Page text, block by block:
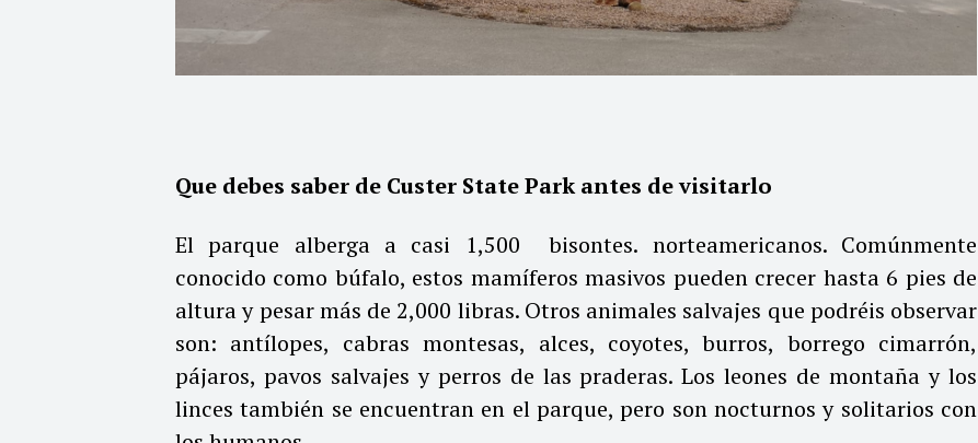
Que debes saber de Custer State Park antes de visitarlo
El parque alberga a casi 1,500 bisontes. norteamericanos. Comúnmente
conocido como búfalo, estos mamíferos masivos pueden crecer hasta 6 pies de
altura y pesar más de 2,000 libras. Otros animales salvajes que podréis observar
son: antílopes, cabras montesas, alces, coyotes, burros, borrego cimarrón,
pájaros, pavos salvajes y perros de las praderas. Los leones de montaña y los
linces también se encuentran en el parque, pero son nocturnos y solitarios con